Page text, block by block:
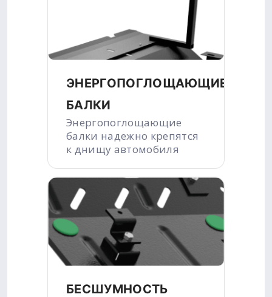
ЭНЕРГОПОГЛОЩАЮЩИЕ
БАЛКИ
Энергопоглощающие
балки надежно крепятся
к днищу автомобиля
БЕСШУМНОСТЬ